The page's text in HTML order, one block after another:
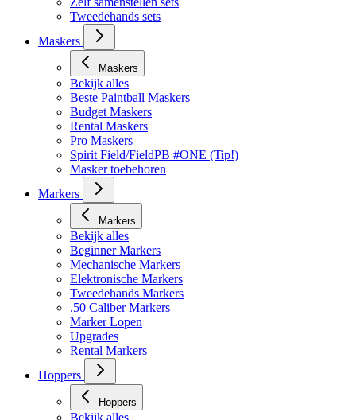
Electronische sets
Zelf samenstellen sets
Tweedehands sets
Maskers
Maskers
Bekijk alles
Beste Paintball Maskers
Budget Maskers
Rental Maskers
Pro Maskers
Spirit Field/FieldPB #ONE (Tip!)
Masker toebehoren
Markers
Markers
Bekijk alles
Beginner Markers
Mechanische Markers
Elektronische Markers
Tweedehands Markers
.50 Caliber Markers
Marker Lopen
Upgrades
Rental Markers
Hoppers